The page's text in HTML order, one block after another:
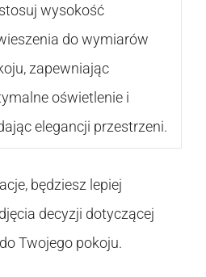
wysokość
do wymiarów
zapewniając
oświetlenie i
elegancji przestrzeni.
będziesz lepiej
decyzji dotyczącej
Twojego pokoju.